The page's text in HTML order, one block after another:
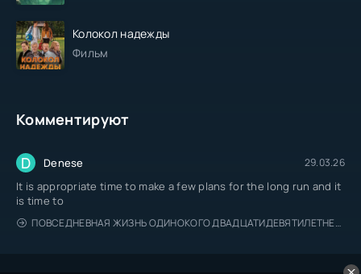
Колокол надежды
Фильм
Комментируют
D Denese 29.03.26
It is appropriate time to make a few plans for the long run and it
is time to
ПОВСЕДНЕВНАЯ ЖИЗНЬ ОДИНОКОГО ДВАДЦАТИДЕВЯТИЛЕТНЕГО АВАНТЮРИСТА